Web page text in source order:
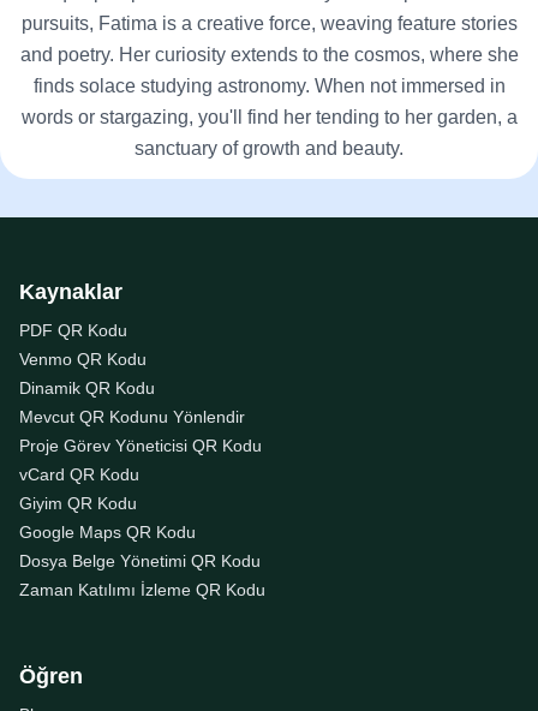
pursuits, Fatima is a creative force, weaving feature stories
and poetry. Her curiosity extends to the cosmos, where she
finds solace studying astronomy. When not immersed in
words or stargazing, you'll find her tending to her garden, a
sanctuary of growth and beauty.
Kaynaklar
PDF QR Kodu
Venmo QR Kodu
Dinamik QR Kodu
Mevcut QR Kodunu Yönlendir
Proje Görev Yöneticisi QR Kodu
vCard QR Kodu
Giyim QR Kodu
Google Maps QR Kodu
Dosya Belge Yönetimi QR Kodu
Zaman Katılımı İzleme QR Kodu
Öğren